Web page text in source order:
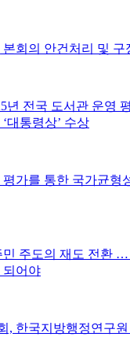
회의 안건처리 및 구
년 전국 도서관 운영
대통령상’ 수상
가를 통한 국가균형
민 주도의 재도 전환 …
되어야
, 한국지방행정연구